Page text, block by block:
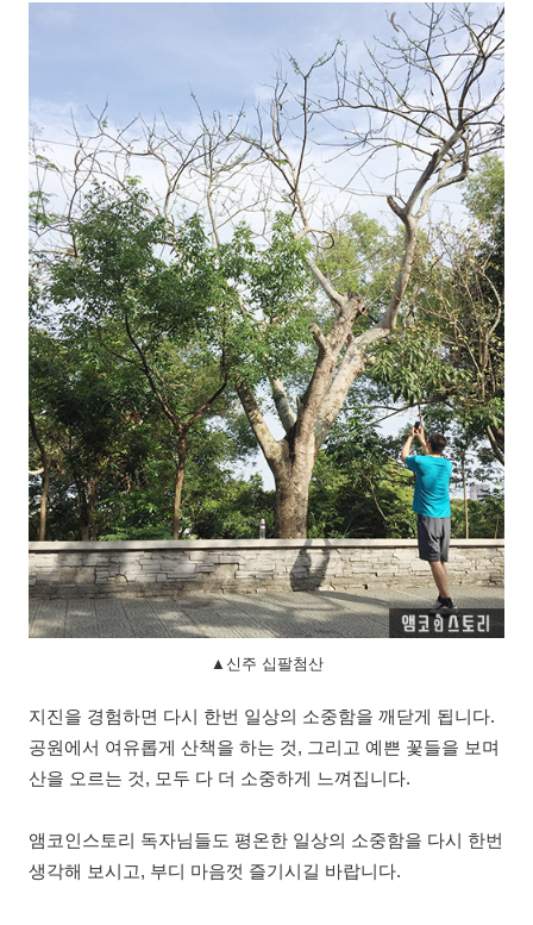
▲신주 십팔첨산
지진을 경험하면 다시 한번 일상의 소중함을 깨닫게 됩니다.
공원에서 여유롭게 산책을 하는 것, 그리고 예쁜 꽃들을 보며
산을 오르는 것, 모두 다 더 소중하게 느껴집니다.
앰코인스토리 독자님들도 평온한 일상의 소중함을 다시 한번
생각해 보시고, 부디 마음껏 즐기시길 바랍니다.